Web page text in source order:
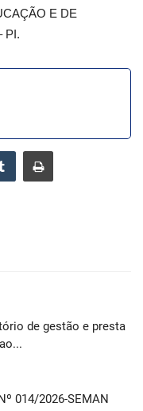
E DE
PI.
de gestão e presta
014/2026-SEMAN